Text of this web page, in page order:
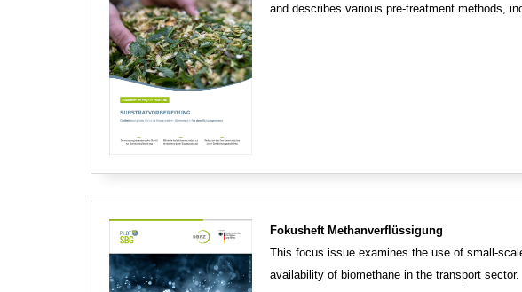
and describes various pre-treatment methods,
Fokusheft Methanverflüssigung
This focus issue examines the use of small-
availability of biomethane in the transport sector.